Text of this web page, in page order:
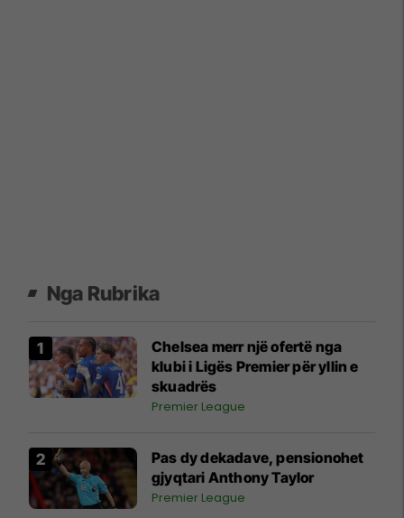
Nga Rubrika
Chelsea merr një ofertë nga
klubi i Ligës Premier për yllin e
skuadrës
Premier League
Pas dy dekadave, pensionohet
gjyqtari Anthony Taylor
Premier League